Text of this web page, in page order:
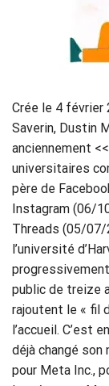
Crée le 4 février
Saverin, Dustin
anciennement
universitaires
père de
Instagram (06/
Threads (05/
l’université
public de treize
rajoutent le « fil
l’accueil. C’est
déjà changé son
pour Meta Inc.,